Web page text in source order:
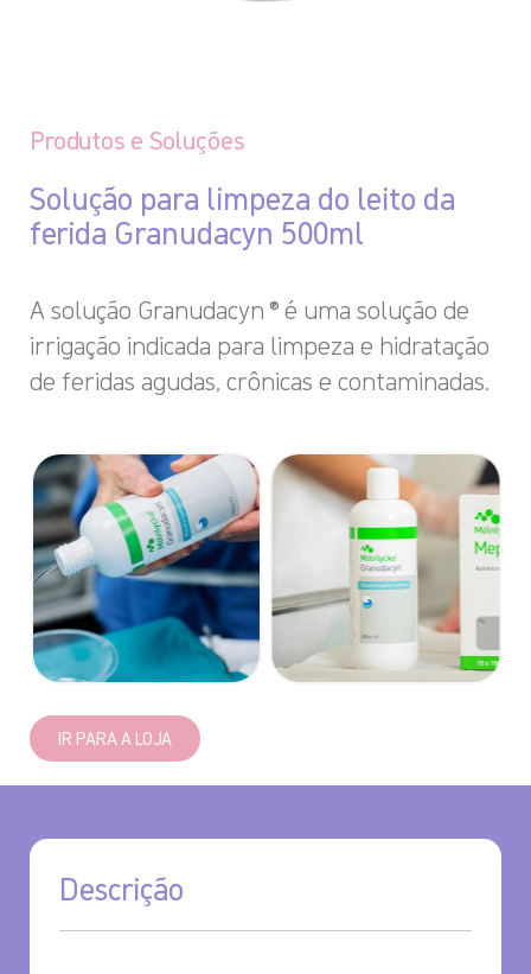
Produtos e Soluções
Solução para limpeza do leito da
ferida Granudacyn 500ml
A solução Granudacyn ® é uma solução de
irrigação indicada para limpeza e hidratação
de feridas agudas, crônicas e contaminadas.
IR PARA A LOJA
Descrição